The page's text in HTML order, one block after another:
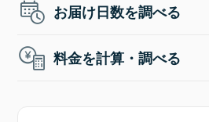
お届け日数を調べる
料金を計算・調べる